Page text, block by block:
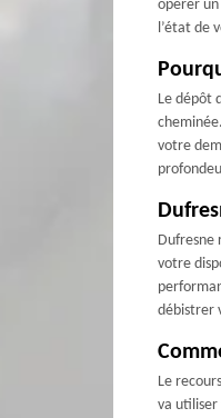
opérer un
l’état de
Le dépôt
votre
Dufresne
votre
débistrer
Le
va utiliser